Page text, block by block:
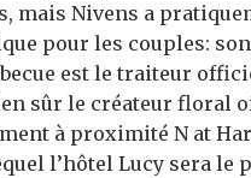
mais Nivens a
pour les couples: son
est le traiteur
sûr le créateur floral
à proximité N at
l’hôtel Lucy sera le